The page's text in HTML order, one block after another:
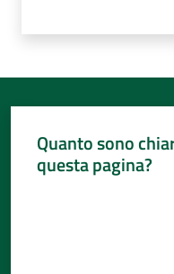
Quanto sono
questa pagina?